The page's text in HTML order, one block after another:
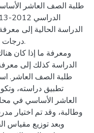
طلبة الصف العاشر
الدراسة الحالية إلى
درجات
ومعرفة ما إذا كان
الدراسة كذلك إلى
طلبة الصف العاشر.
تطبيق دراسته،
وطالبة، وقد تم اختيار
وبعد توزيع مقياس